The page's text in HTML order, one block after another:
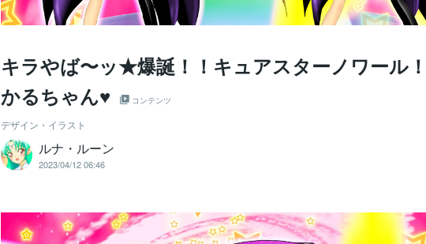
キラやば〜ッ★爆誕！！キュアスターノワール
かるちゃん♥
コンテンツ
デザイン・イラスト
ルナ・ルーン
2023/04/12 06:46